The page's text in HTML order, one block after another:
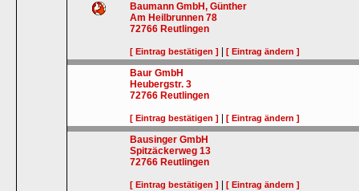
Baumann GmbH, Günther
Am Heilbrunnen 78
72766 Reutlingen
[ Eintrag bestätigen ] |[ Eintrag ändern ]
Baur GmbH
Heubergstr. 3
72766 Reutlingen
[ Eintrag bestätigen ] |[ Eintrag ändern ]
Bausinger GmbH
Spitzäckerweg 13
72766 Reutlingen
[ Eintrag bestätigen ] |[ Eintrag ändern ]